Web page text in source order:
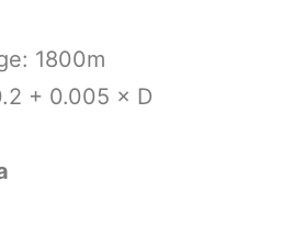
1800m
+ 0.005 × D